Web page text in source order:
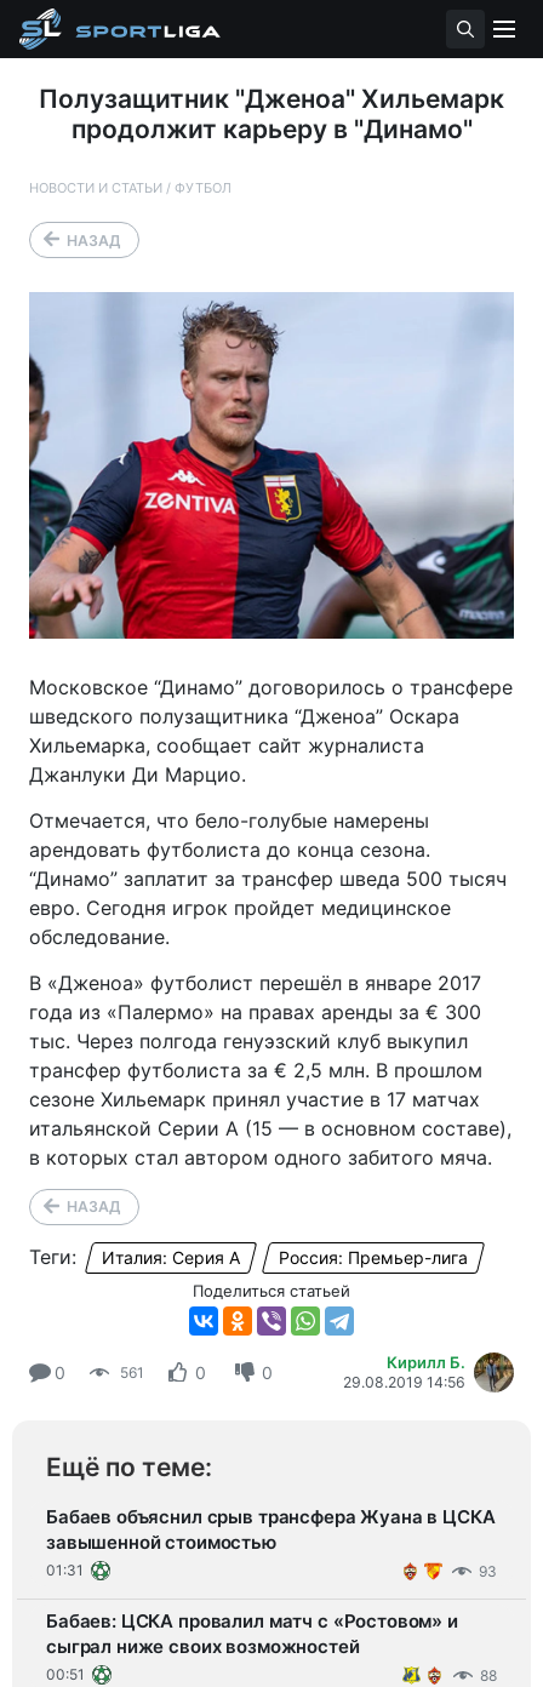
Полузащитник "Дженоа" Хильемарк
продолжит карьеру в "Динамо"
НОВОСТИ И СТАТЬИ / ФУТБОЛ
НАЗАД
Московское “Динамо” договорилось о трансфере
шведского полузащитника “Дженоа” Оскара
Хильемарка, сообщает сайт журналиста
Джанлуки Ди Марцио.
Отмечается, что бело-голубые намерены
арендовать футболиста до конца сезона.
“Динамо” заплатит за трансфер шведа 500 тысяч
евро. Сегодня игрок пройдет медицинское
обследование.
В «Дженоа» футболист перешёл в январе 2017
года из «Палермо» на правах аренды за € 300
тыс. Через полгода генуэзский клуб выкупил
трансфер футболиста за € 2,5 млн. В прошлом
сезоне Хильемарк принял участие в 17 матчах
итальянской Серии А (15 — в основном составе),
в которых стал автором одного забитого мяча.
НАЗАД
Теги: Италия: Серия А Россия: Премьер-лига
Поделиться статьей
0 561 0 0 Кирилл Б.
29.08.2019 14:56
Ещё по теме:
Бабаев объяснил срыв трансфера Жуана в ЦСКА
завышенной стоимостью
01:31 93
Бабаев: ЦСКА провалил матч с «Ростовом» и
сыграл ниже своих возможностей
00:51 88